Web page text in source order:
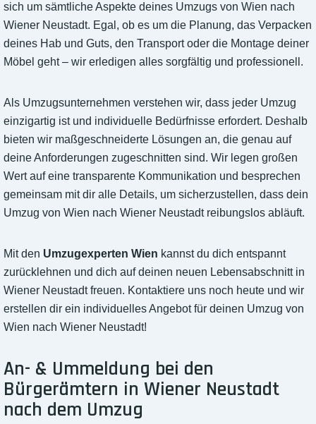
sich um sämtliche Aspekte deines Umzugs von Wien nach
Wiener Neustadt. Egal, ob es um die Planung, das Verpacken
deines Hab und Guts, den Transport oder die Montage deiner
Möbel geht – wir erledigen alles sorgfältig und professionell.
Als Umzugsunternehmen verstehen wir, dass jeder Umzug
einzigartig ist und individuelle Bedürfnisse erfordert. Deshalb
bieten wir maßgeschneiderte Lösungen an, die genau auf
deine Anforderungen zugeschnitten sind. Wir legen großen
Wert auf eine transparente Kommunikation und besprechen
gemeinsam mit dir alle Details, um sicherzustellen, dass dein
Umzug von Wien nach Wiener Neustadt reibungslos abläuft.
Mit den Umzugexperten Wien kannst du dich entspannt
zurücklehnen und dich auf deinen neuen Lebensabschnitt in
Wiener Neustadt freuen. Kontaktiere uns noch heute und wir
erstellen dir ein individuelles Angebot für deinen Umzug von
Wien nach Wiener Neustadt!
An- & Ummeldung bei den
Bürgerämtern in Wiener Neustadt
nach dem Umzug